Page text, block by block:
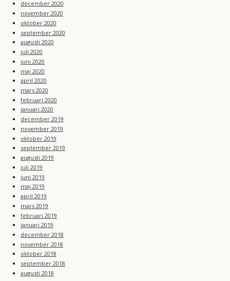
december 2020
november 2020
oktober 2020
september 2020
augusti 2020
juli 2020
juni 2020
maj 2020
april 2020
mars 2020
februari 2020
januari 2020
december 2019
november 2019
oktober 2019
september 2019
augusti 2019
juli 2019
juni 2019
maj 2019
april 2019
mars 2019
februari 2019
januari 2019
december 2018
november 2018
oktober 2018
september 2018
augusti 2018